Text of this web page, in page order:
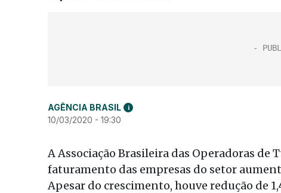
AGÊNCIA BRASIL i
10/03/2020 - 19:30
A Associação Brasileira das Operadoras
faturamento das empresas do setor
Apesar do crescimento, houve redução de